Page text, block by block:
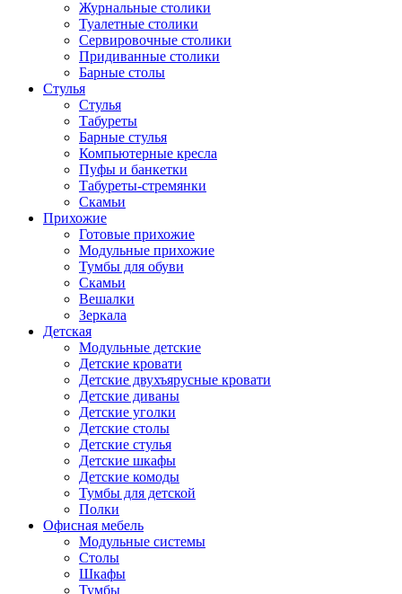
Журнальные столики
Туалетные столики
Сервировочные столики
Придиванные столики
Барные столы
Стулья
Стулья
Табуреты
Барные стулья
Компьютерные кресла
Пуфы и банкетки
Табуреты-стремянки
Скамьи
Прихожие
Готовые прихожие
Модульные прихожие
Тумбы для обуви
Скамьи
Вешалки
Зеркала
Детская
Модульные детские
Детские кровати
Детские двухъярусные кровати
Детские диваны
Детские уголки
Детские столы
Детские стулья
Детские шкафы
Детские комоды
Тумбы для детской
Полки
Офисная мебель
Модульные системы
Столы
Шкафы
Тумбы